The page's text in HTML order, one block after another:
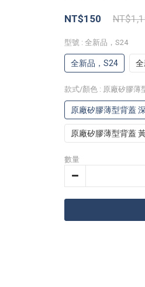
NT$150
型號 : 全新品，S24
全新品，S24
款式/顏色 : 原廠矽膠薄
原廠矽膠薄型背蓋
原廠矽膠薄型背蓋
數量